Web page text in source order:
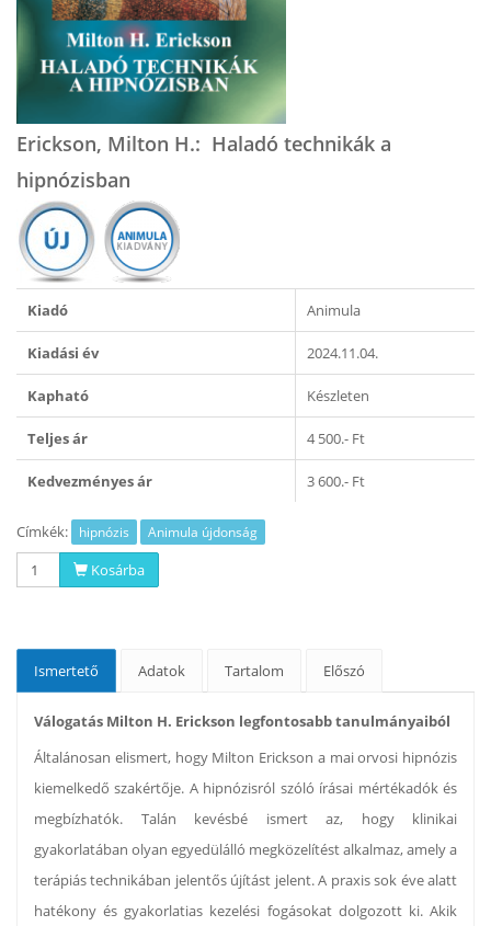
Erickson, Milton H.: Haladó technikák a
hipnózisban
Kiadó Animula
Kiadási év 2024.11.04.
Kapható Készleten
Teljes ár 4 500.- Ft
Kedvezményes ár 3 600.- Ft
Címkék: hipnózis Animula újdonság
Kosárba
Ismertető Adatok Tartalom Előszó
Válogatás Milton H. Erickson legfontosabb tanulmányaiból
Általánosan elismert, hogy Milton Erickson a mai orvosi hipnózis
kiemelkedő szakértője. A hipnózisról szóló írásai mértékadók és
megbízhatók. Talán kevésbé ismert az, hogy klinikai
gyakorlatában olyan egyedülálló megközelítést alkalmaz, amely a
terápiás technikában jelentős újítást jelent. A praxis sok éve alatt
hatékony és gyakorlatias kezelési fogásokat dolgozott ki. Akik